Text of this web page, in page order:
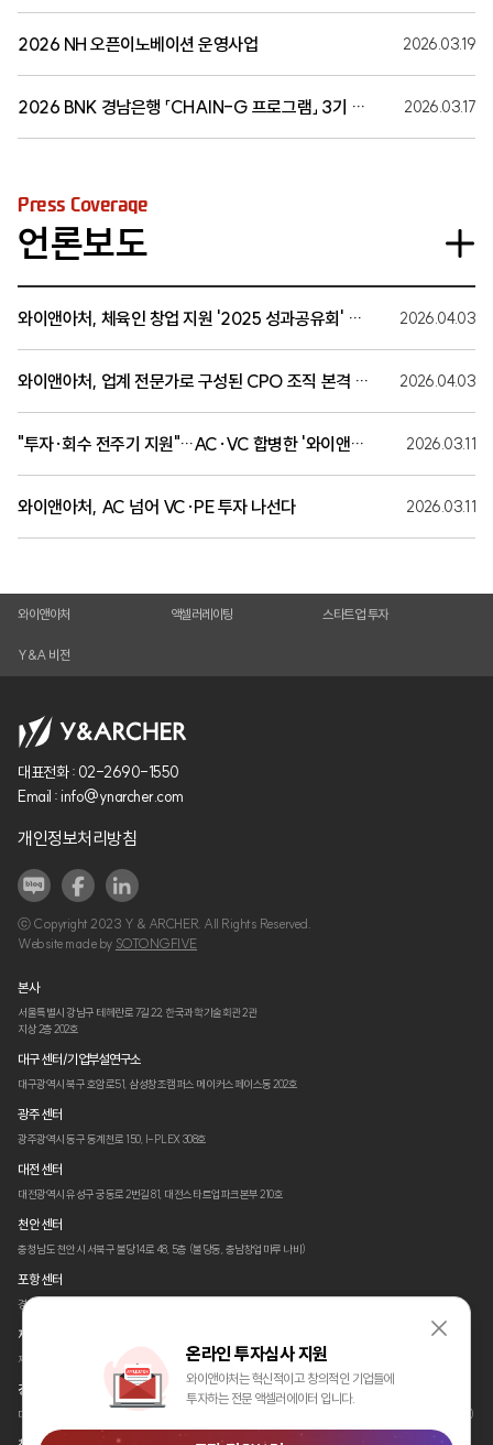
2026 NH 오픈이노베이션 운영사업 2026.03.19
2026 BNK 경남은행 「CHAIN-G 프로그램」 3기 기업 모집 2026.03.17
Press Coverage
언론보도
와이앤아처, 체육인 창업 지원 '2025 성과공유회' 개최… 하승진 등 60여 명 참석 2026.04.03
와이앤아처, 업계 전문가로 구성된 CPO 조직 본격 가동… ‘전주기 성장금융’실행력 강화 2026.04.03
"투자·회수 전주기 지원"…AC·VC 합병한 '와이앤아처그룹' 출범 2026.03.11
와이앤아처, AC 넘어 VC·PE 투자 나선다 2026.03.11
온라인 투자심사 지원
와이앤아처는 혁신적이고 창의적인 기업들에
투자하는 전문 액셀러에이터 입니다.
와이앤아처 액셀러레이팅 스타트업 투자
Y&A 비전
대표전화 : 02-2690-1550
Email : info@ynarcher.com
개인정보처리방침
ⓒ Copyright 2023 Y & ARCHER. All Rights Reserved.
Website made by SOTONGFIVE
본사
서울특별시 강남구 테헤란로 7길 22, 한국과학기술회관 2관
지상 2층 202호
대구 센터/기업부설연구소
대구광역시 북구 호암로51, 삼성창조캠퍼스 메이커스페이스동 202호
광주 센터
광주광역시 동구 동계천로 150, I-PLEX 308호
대전 센터
대전광역시 유성구 궁동로 2번길 81, 대전스타트업파크본부 210호
천안 센터
충청남도 천안시 서북구 불당14로 48, 5층 (불당동, 충남창업마루 나비)
포항 센터
경상북도 포항시 남구 청암로 87
제주 센터
제주특별자치도 제주시 첨단로 330, A동 2층 코워킹스페이스 (양평동, 세미양빌딩)
경산 센터
대구광경상북도 경산시 삼풍로 27, 경북창조경제혁신센터 312호 (삼풍동)